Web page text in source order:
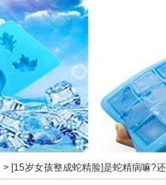
> [15岁女孩整成蛇精脸]是蛇精病嘛?